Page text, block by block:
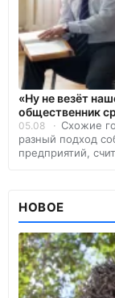
«Ну не везёт
общественник
05.08
Схожие
разный подход
предприятий,
НОВОЕ